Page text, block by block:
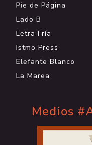
Pie de Página
Lado B
Letra Fría
Istmo Press
Elefante Blanco
La Marea
Medios